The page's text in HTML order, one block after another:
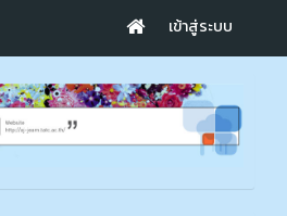
เข้าสู่ระบบ